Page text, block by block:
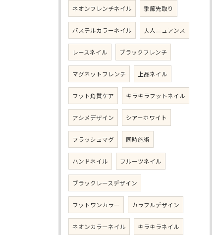
ネオンフレンチネイル 季節先取り
パステルカラーネイル 大人ニュアンス
レースネイル ブラックフレンチ
マグネットフレンチ 上品ネイル
フット角質ケア キラキラフットネイル
アシメデザイン シアーホワイト
フラッシュマグ 同時施術
ハンドネイル フルーツネイル
ブラックレースデザイン
フットワンカラー カラフルデザイン
ネオンカラーネイル キラキラネイル